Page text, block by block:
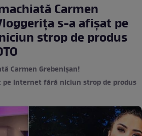
Carmen
s-a afișat pe
strop de produs
Carmen Grebenișan!
Internet fără niciun strop de produs